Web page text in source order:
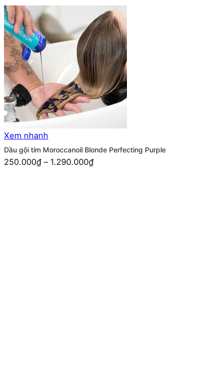
Xem nhanh
Dầu gội tím Moroccanoil Blonde Perfecting Purple
250.000₫ – 1.290.000₫